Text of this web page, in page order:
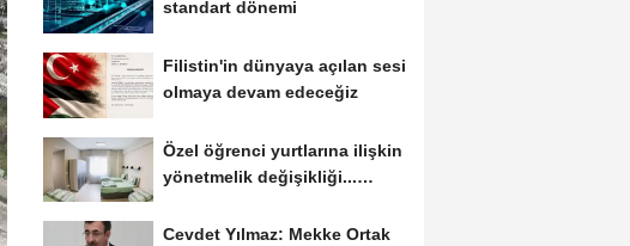
standart dönemi
Filistin'in dünyaya açılan sesi
olmaya devam edeceğiz
Özel öğrenci yurtlarına ilişkin
yönetmelik değişikliği...
Cevdet Yılmaz: Mekke Ortak